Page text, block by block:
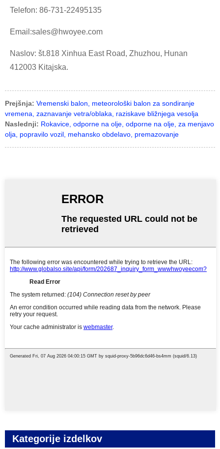
Telefon: 86-731-22495135
Email:sales@hwoyee.com
Naslov: št.818 Xinhua East Road, Zhuzhou, Hunan
412003 Kitajska.
Prejšnja: Vremenski balon, meteorološki balon za sondiranje
vremena, zaznavanje vetra/oblaka, raziskave bližnjega vesolja
Naslednji: Rokavice, odporne na olje, odporne na olje, za menjavo
olja, popravilo vozil, mehansko obdelavo, premazovanje
Kategorije izdelkov